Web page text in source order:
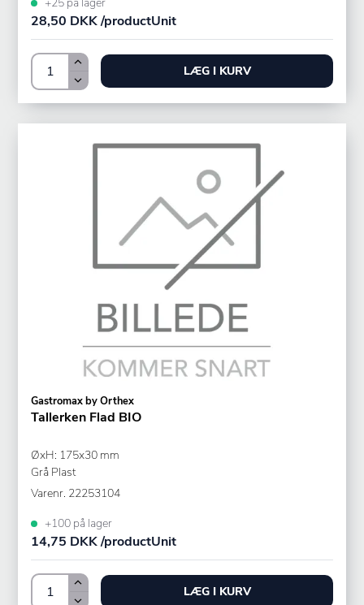
28,50 DKK /productUnit
LÆG I KURV
Gastromax by Orthex
Tallerken Flad BIO
ØxH: 175x30 mm
Grå Plast
Varenr. 22253104
+100 på lager
14,75 DKK /productUnit
LÆG I KURV